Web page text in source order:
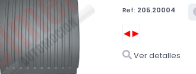
Ref: 205.20004
Ver detalles